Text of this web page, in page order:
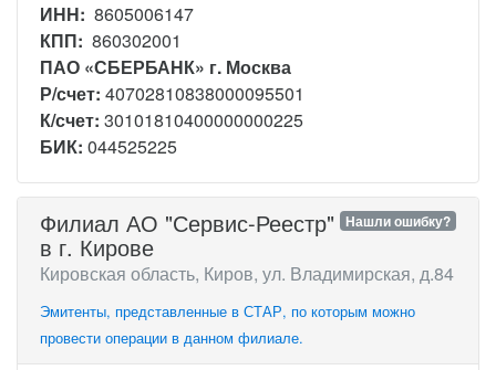
ИНН: 8605006147
КПП: 860302001
ПАО «СБЕРБАНК» г. Москва
Р/счет: 40702810838000095501
К/счет: 30101810400000000225
БИК: 044525225
Нашли ошибку?
Филиал АО "Сервис-Реестр"
в г. Кирове
Кировская область, Киров, ул. Владимирская, д.84
Эмитенты, представленные в СТАР, по которым можно
провести операции в данном филиале.